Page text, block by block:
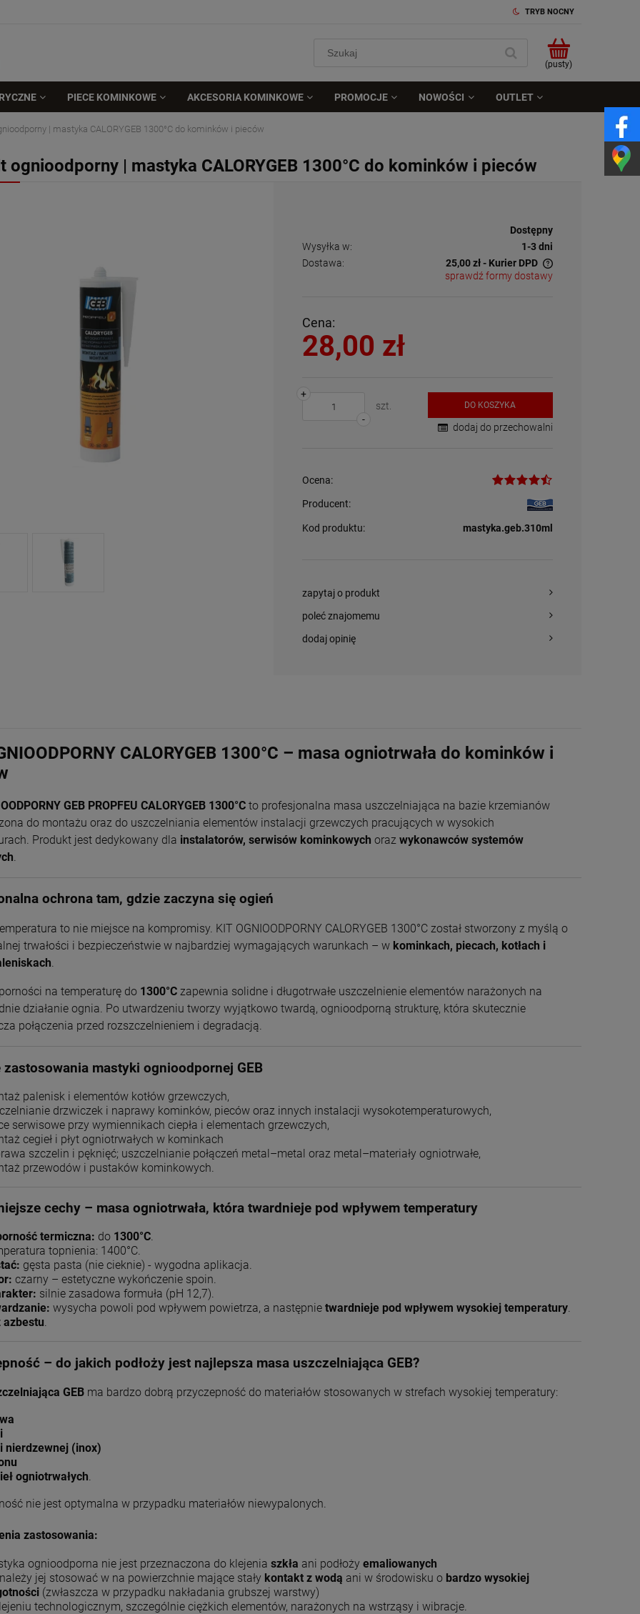
TRYB NOCNY
(pusty)
PIECE KOMINKOWE AKCESORIA KOMINKOWE PROMOCJE NOWOŚCI OUTLET
| mastyka CALORYGEB 1300°C do kominków i pieców
Piec wolnostojący
BRIO SUR PIED
9 899,00 zł
cena:
8 909,10 zł
-
Cena
4 999,00 zł
Najniższa
cena:
4 499,10 zł
-
DO KOSZYKA
Piec wolnostojący
P9 (8 kW)
szt.
DO KOSZYKA
szt. szt.
ognioodporny | mastyka CALORYGEB 1300°C do kominków i pieców
Dostępny
Wysyłka w:
1-3 dni
Dostawa:
25,00 zł- Kurier DPD
sprawdź formy dostawy
Cena:
28,00 zł
-
+
szt.
DO KOSZYKA
dodaj do przechowalni
Ocena:
Producent:
Kod produktu: mastyka.geb.310ml
zapytaj o produkt
poleć znajomemu
dodaj opinię
CALORYGEB 1300°C – masa ogniotrwała do kominków i
GEB PROPFEU CALORYGEB 1300°C to profesjonalna masa uszczelniająca na bazie krzemianów
do montażu oraz do uszczelniania elementów instalacji grzewczych pracujących w wysokich
Produkt jest dedykowany dla instalatorów, serwisów kominkowych oraz wykonawców systemów
ochrona tam, gdzie zaczyna się ogień
to nie miejsce na kompromisy. KIT OGNIOODPORNY CALORYGEB 1300°C został stworzony z myślą o
trwałości i bezpieczeństwie w najbardziej wymagających warunkach – w kominkach, piecach, kotłach i
.
na temperaturę do 1300°C zapewnia solidne i długotrwałe uszczelnienie elementów narażonych na
działanie ognia. Po utwardzeniu tworzy wyjątkowo twardą, ognioodporną strukturę, która skutecznie
połączenia przed rozszczelnieniem i degradacją.
zastosowania mastyki ognioodpornej GEB
palenisk i elementów kotłów grzewczych,
drzwiczek i naprawy kominków, pieców oraz innych instalacji wysokotemperaturowych,
serwisowe przy wymiennikach ciepła i elementach grzewczych,
cegieł i płyt ogniotrwałych w kominkach
szczelin i pęknięć; uszczelnianie połączeń metal–metal oraz metal–materiały ogniotrwałe,
przewodów i pustaków kominkowych.
cechy – masa ogniotrwała, która twardnieje pod wpływem temperatury
termiczna: do 1300°C.
topnienia: 1400°C.
gęsta pasta (nie cieknie) - wygodna aplikacja.
czarny – estetyczne wykończenie spoin.
silnie zasadowa formuła (pH 12,7).
wysycha powoli pod wpływem powietrza, a następnie twardnieje pod wpływem wysokiej temperatury.
azbestu.
– do jakich podłoży jest najlepsza masa uszczelniająca GEB?
GEB ma bardzo dobrą przyczepność do materiałów stosowanych w strefach wysokiej temperatury:
nierdzewnej (inox)
ogniotrwałych.
nie jest optymalna w przypadku materiałów niewypalonych.
zastosowania:
ognioodporna nie jest przeznaczona do klejenia szkła ani podłoży emaliowanych
jej stosować w na powierzchnie mające stały kontakt z wodą ani w środowisku o bardzo wysokiej
(zwłaszcza w przypadku nakładania grubszej warstwy)
technologicznym, szczególnie ciężkich elementów, narażonych na wstrząsy i wibracje.